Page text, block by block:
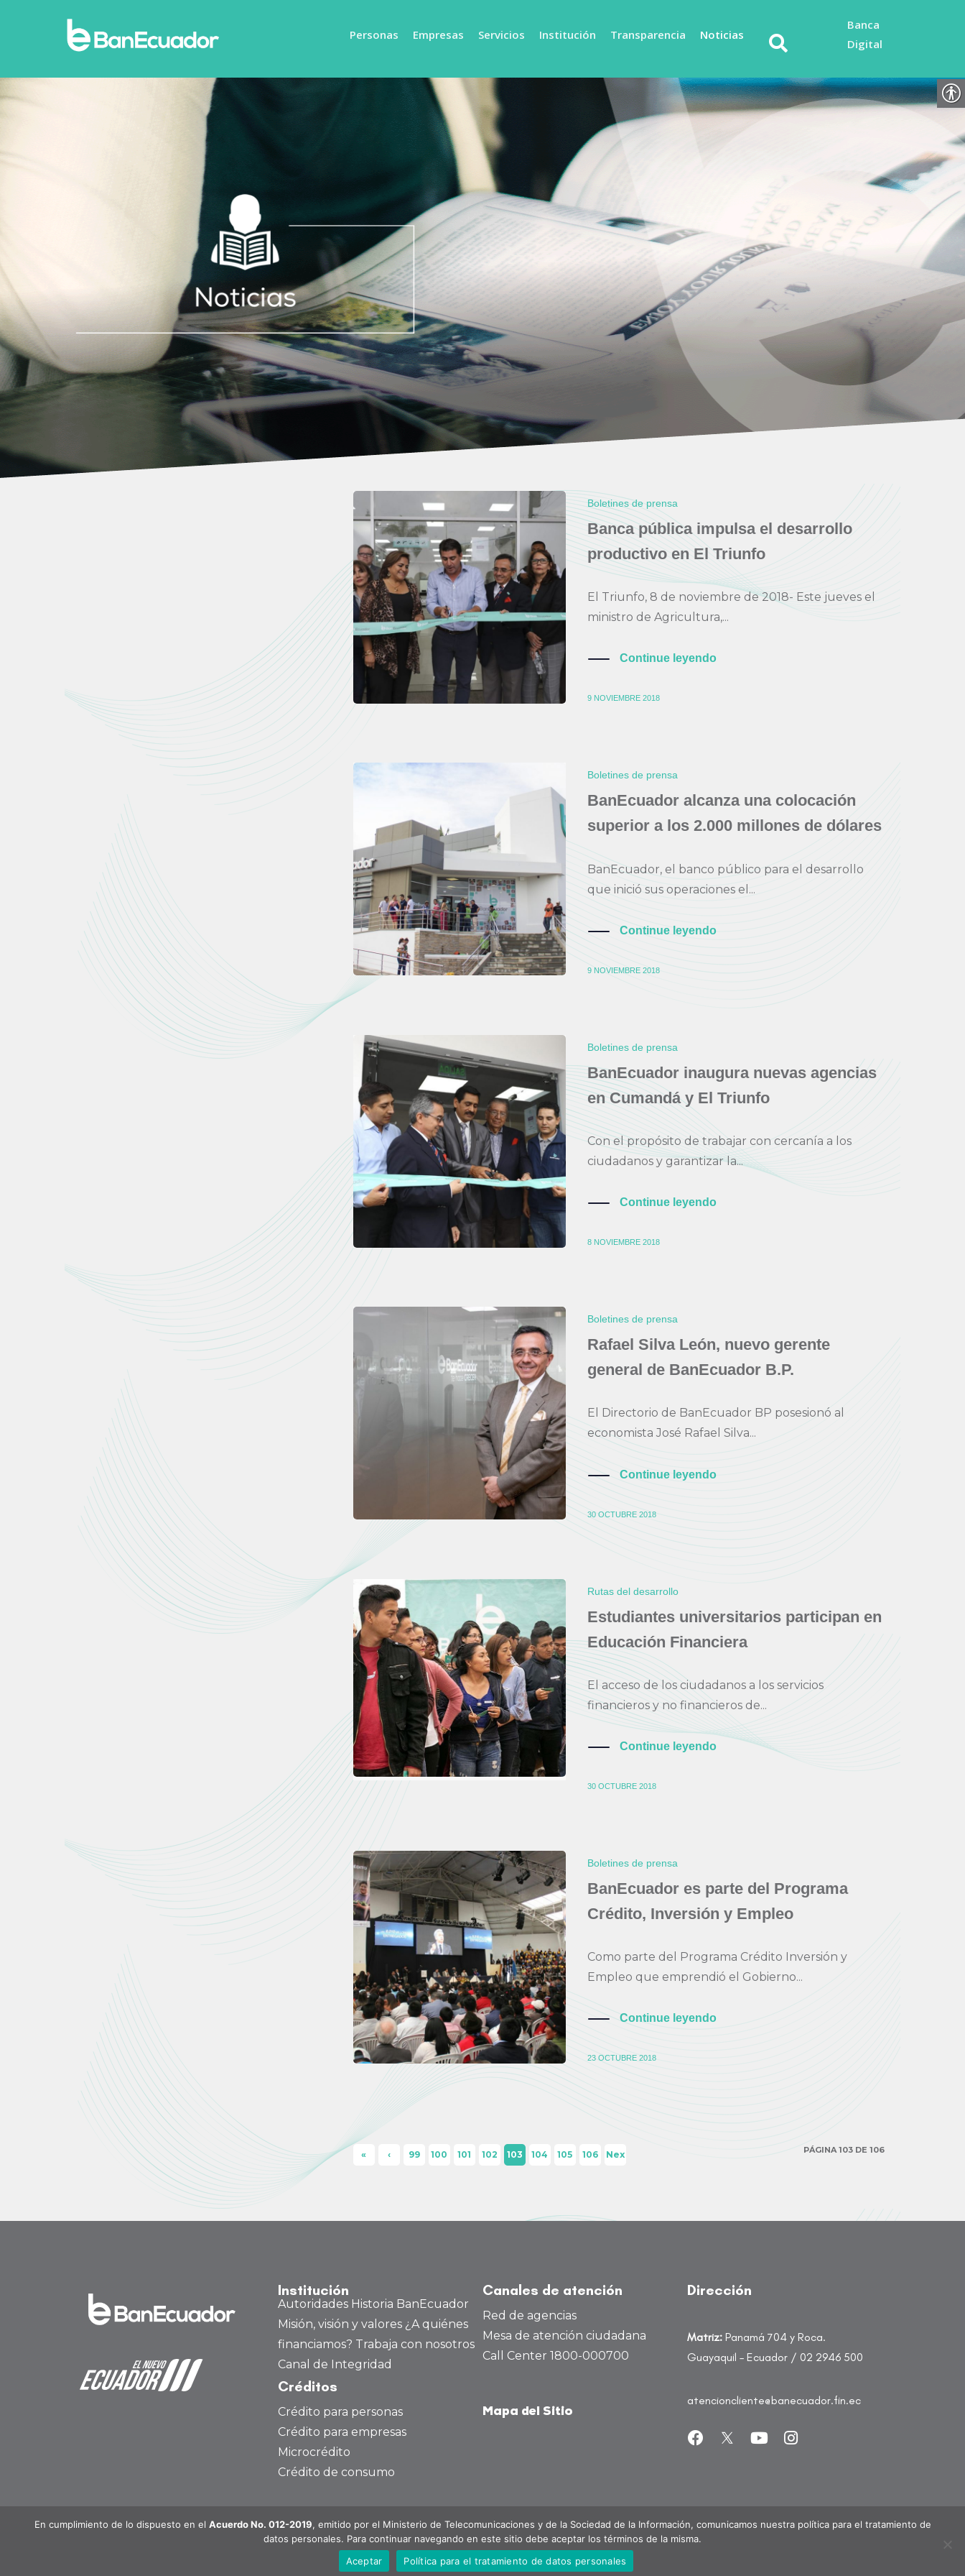
Personas Empresas Servicios Institución Transparencia Noticias
Banca
Digital
Boletines de prensa
Banca pública impulsa el desarrollo
productivo en El Triunfo
El Triunfo, 8 de noviembre de 2018- Este jueves el
ministro de Agricultura,...
Continue leyendo
9 NOVIEMBRE 2018
Boletines de prensa
BanEcuador alcanza una colocación
superior a los 2.000 millones de dólares
BanEcuador, el banco público para el desarrollo
que inició sus operaciones el...
Continue leyendo
9 NOVIEMBRE 2018
Boletines de prensa
BanEcuador inaugura nuevas agencias
en Cumandá y El Triunfo
Con el propósito de trabajar con cercanía a los
ciudadanos y garantizar la...
Continue leyendo
8 NOVIEMBRE 2018
Boletines de prensa
Rafael Silva León, nuevo gerente
general de BanEcuador B.P.
El Directorio de BanEcuador BP posesionó al
economista José Rafael Silva...
Continue leyendo
30 OCTUBRE 2018
Rutas del desarrollo
Estudiantes universitarios participan en
Educación Financiera
El acceso de los ciudadanos a los servicios
financieros y no financieros de...
Continue leyendo
30 OCTUBRE 2018
Boletines de prensa
BanEcuador es parte del Programa
Crédito, Inversión y Empleo
Como parte del Programa Crédito Inversión y
Empleo que emprendió el Gobierno...
Continue leyendo
23 OCTUBRE 2018
«
‹
s
99 100 101 102 103 104 105 106
Nex
PÁGINA 103 DE 106
Institución
Autoridades Historia BanEcuador
Misión, visión y valores ¿A quiénes
financiamos? Trabaja con nosotros
Canal de Integridad
Créditos
Crédito para personas
Crédito para empresas
Microcrédito
Crédito de consumo
Canales de atención
Red de agencias
Mesa de atención ciudadana
Call Center 1800-000700
Mapa del Sitio
Dirección
Matriz: Panamá 704 y Roca.
Guayaquil – Ecuador / 02 2946 500
atencioncliente@banecuador.fin.ec
BanEcuador B.P. Todos los derechos reservados.
En cumplimiento de lo dispuesto en el Acuerdo No. 012-2019, emitido por el Ministerio de Telecomunicaciones y de la Sociedad de la Información, comunicamos nuestra política para el tratamiento de
datos personales. Para continuar navegando en este sitio debe aceptar los términos de la misma.
Aceptar
Política para el tratamiento de datos personales